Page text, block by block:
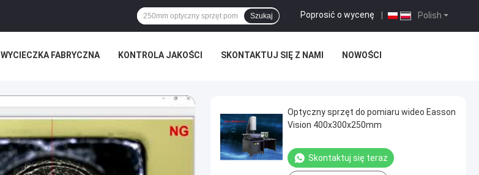
Polish
Poprosić o wycenę
Szukaj
WYCIECZKA FABRYCZNA KONTROLA JAKOŚCI SKONTAKTUJ SIĘ Z NAMI NOWOŚCI
Optyczny sprzęt do pomiaru wideo Easson
Vision 400x300x250mm
Skontaktuj się teraz